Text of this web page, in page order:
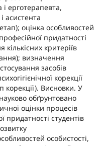
ерготерапевта,
асистента
оцінка особливостей
придатності
кількісних критеріїв
визначення
засобів
корекції
корекції). Висновки. У
обґрунтовано
оцінки процесів
придатності студентів
особистості,